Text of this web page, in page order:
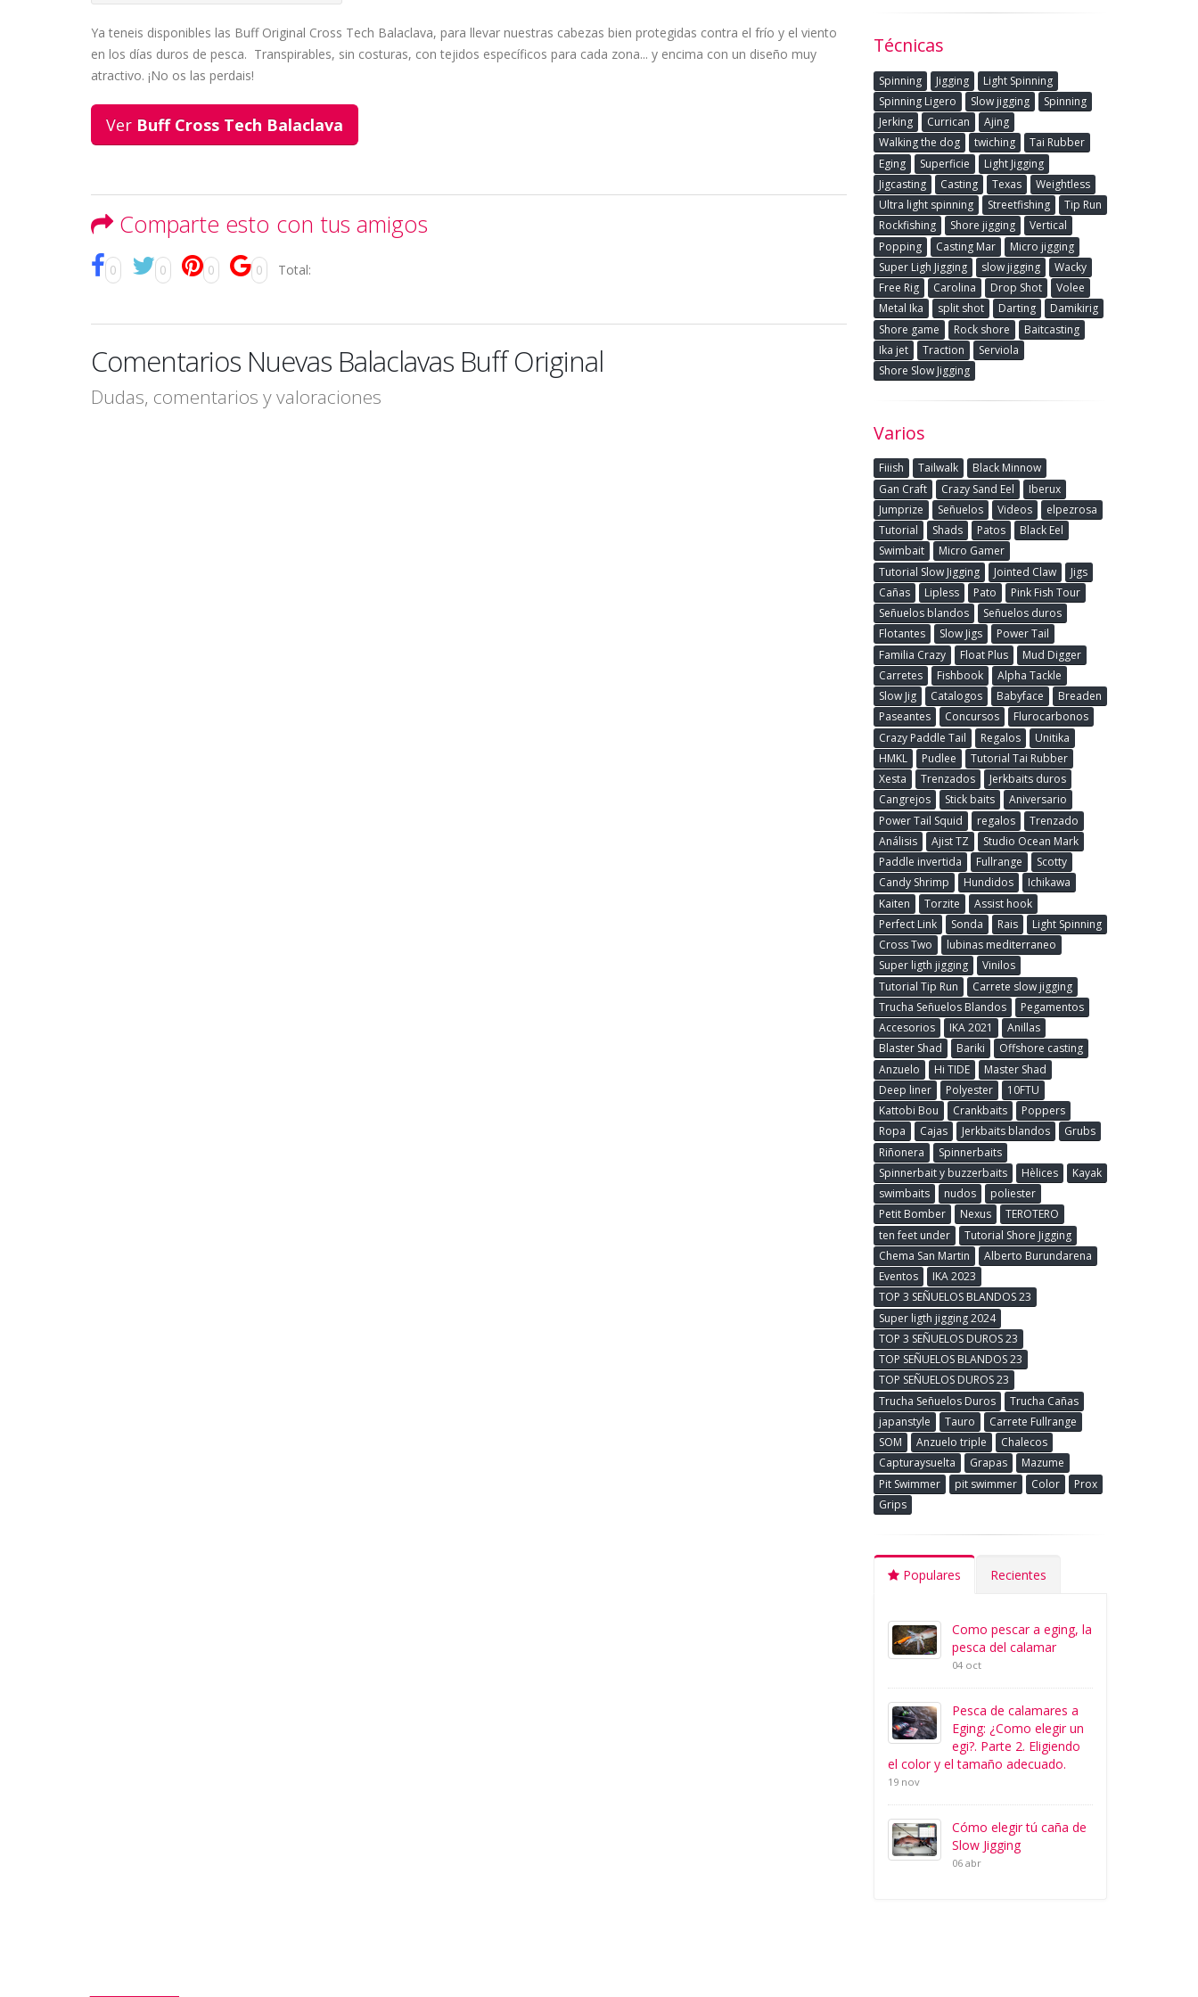
Ya teneis disponibles las Buff Original Cross Tech Balaclava, para llevar nuestras cabezas bien protegidas contra el frío y el viento
en los días duros de pesca. Transpirables, sin costuras, con tejidos específicos para cada zona... y encima con un diseño muy
atractivo. ¡No os las perdais!
Ver Buff Cross Tech Balaclava
Comparte esto con tus amigos
0 0 0 0 Total:
Comentarios Nuevas Balaclavas Buff Original
Dudas, comentarios y valoraciones
Técnicas
Spinning Jigging
Light Spinning
Spinning Ligero
Slow jigging
Spinning
Jerking
Currican
Ajing
Walking the dog
twiching
Tai Rubber
Eging
Superficie
Light Jigging
Jigcasting
Casting Texas
Weightless
Ultra light spinning
Streetfishing
Tip Run
Rockfishing
Shore jigging
Vertical
Popping
Casting Mar
Micro jigging
Super Ligh Jigging
slow jigging
Wacky
Free Rig
Carolina Drop Shot
Volee
Metal Ika
split shot Darting
Damikirig
Shore game
Rock shore
Baitcasting
Ika jet
Traction
Serviola
Shore Slow Jigging
Varios
Fiiish Tailwalk
Black Minnow
Gan Craft
Crazy Sand Eel
Iberux
Jumprize
Señuelos Videos
elpezrosa
Tutorial
Shads Patos
Black Eel
Swimbait
Micro Gamer
Tutorial Slow Jigging
Jointed Claw
Jigs
Cañas
Lipless Pato
Pink Fish Tour
Señuelos blandos
Señuelos duros
Flotantes
Slow Jigs
Power Tail
Familia Crazy
Float Plus
Mud Digger
Carretes
Fishbook
Alpha Tackle
Slow Jig
Catalogos Babyface
Breaden
Paseantes
Concursos
Flurocarbonos
Crazy Paddle Tail
Regalos
Unitika
HMKL
Pudlee
Tutorial Tai Rubber
Xesta
Trenzados
Jerkbaits duros
Cangrejos
Stick baits
Aniversario
Power Tail Squid
regalos
Trenzado
Análisis
Ajist TZ
Studio Ocean Mark
Paddle invertida
Fullrange
Scotty
Candy Shrimp
Hundidos
Ichikawa
Kaiten
Torzite
Assist hook
Perfect Link
Sonda Rais
Light Spinning
Cross Two
lubinas mediterraneo
Super ligth jigging
Vinilos
Tutorial Tip Run
Carrete slow jigging
Trucha Señuelos Blandos
Pegamentos
Accesorios
IKA 2021
Anillas
Blaster Shad
Bariki
Offshore casting
Anzuelo
Hi TIDE
Master Shad
Deep liner
Polyester
10FTU
Kattobi Bou
Crankbaits
Poppers
Ropa
Cajas Jerkbaits blandos
Grubs
Riñonera
Spinnerbaits
Spinnerbait y buzzerbaits
Hèlices
Kayak
swimbaits
nudos
poliester
Petit Bomber
Nexus
TEROTERO
ten feet under
Tutorial Shore Jigging
Chema San Martin
Alberto Burundarena
Eventos
IKA 2023
TOP 3 SEÑUELOS BLANDOS 23
Super ligth jigging 2024
TOP 3 SEÑUELOS DUROS 23
TOP SEÑUELOS BLANDOS 23
TOP SEÑUELOS DUROS 23
Trucha Señuelos Duros
Trucha Cañas
japanstyle
Tauro
Carrete Fullrange
SOM
Anzuelo triple
Chalecos
Capturaysuelta
Grapas
Mazume
Pit Swimmer
pit swimmer Color
Prox
Grips
Populares Recientes
Como pescar a eging, la
pesca del calamar
04 oct
Pesca de calamares a
Eging: ¿Como elegir un
egi?. Parte 2. Eligiendo
el color y el tamaño adecuado.
19 nov
Cómo elegir tú caña de
Slow Jigging
06 abr